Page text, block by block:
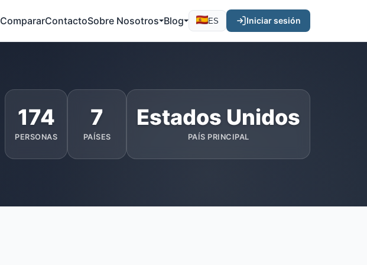
CompararContactoSobre Nosotros Blog ES Iniciar sesión
174
PERSONAS
7
PAÍSES
Estados Unidos
PAÍS PRINCIPAL